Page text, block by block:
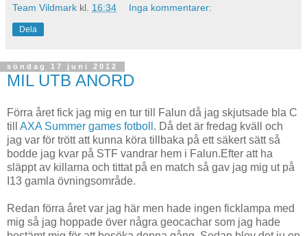
Team Vildmark kl. 16:34 Inga kommentarer:
Dela
söndag 17 juni 2012
MIL UTB ANORD
Förra året fick jag mig en tur till Falun då jag skjutsade bla C
till AXA Summer games fotboll . Då det är fredag kväll och
jag var för trött att kunna köra tillbaka på ett säkert sätt så
bodde jag kvar på STF vandrar hem i Falun.Efter att ha
släppt av killarna och tittat på en match så gav jag mig ut på
I13 gamla övningsområde.
Redan förra året var jag här men hade ingen ficklampa med
mig så jag hoppade över några geocachar som jag hade